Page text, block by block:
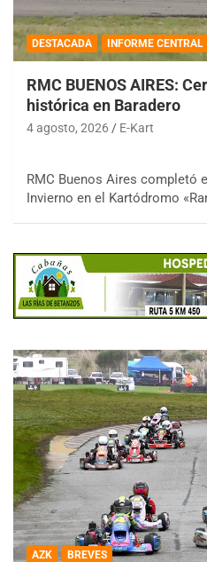
DESTACADA INFORME CENTRAL
RMC BUENOS AIRES:
histórica en Baradero
4 agosto, 2026 E-Kart
RMC Buenos Aires completó
Invierno en el Kartódromo
AZK BREVES